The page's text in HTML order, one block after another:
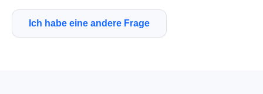
Ich habe eine andere Frage